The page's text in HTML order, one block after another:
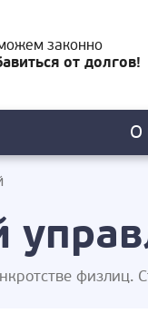
законно
от долгов!
О
физлиц.